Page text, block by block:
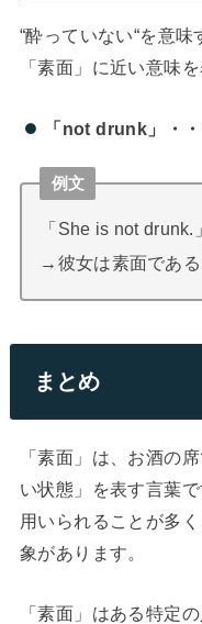
“酔っていない“を意味
「素面」に近い意味
「not drunk」・
例文
「She is not drunk.」
→彼女は素面である
まとめ
「素面」は、お酒の
い状態」を表す言葉
用いられることが多
象があります。
「素面」はある特定